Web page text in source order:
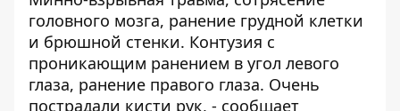
головного мозга, ранение грудной клетки
и брюшной стенки. Контузия с
проникающим ранением в угол левого
глаза, ранение правого глаза. Очень
пострадали кисти рук, - сообщает